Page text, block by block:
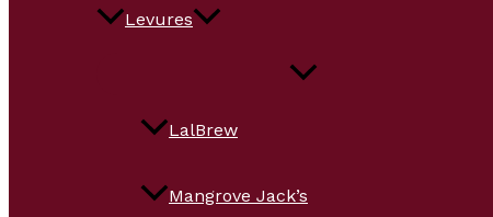
Levures
LalBrew
Mangrove Jack’s